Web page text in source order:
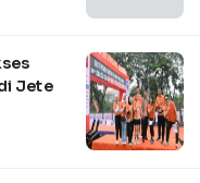
Jete